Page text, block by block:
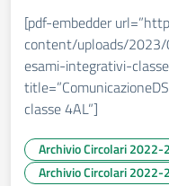
[pdf-embedder
content/uploads/2023/
esami-integrativi-
classe 4AL”]
Archivio Circolari
Archivio Circolari